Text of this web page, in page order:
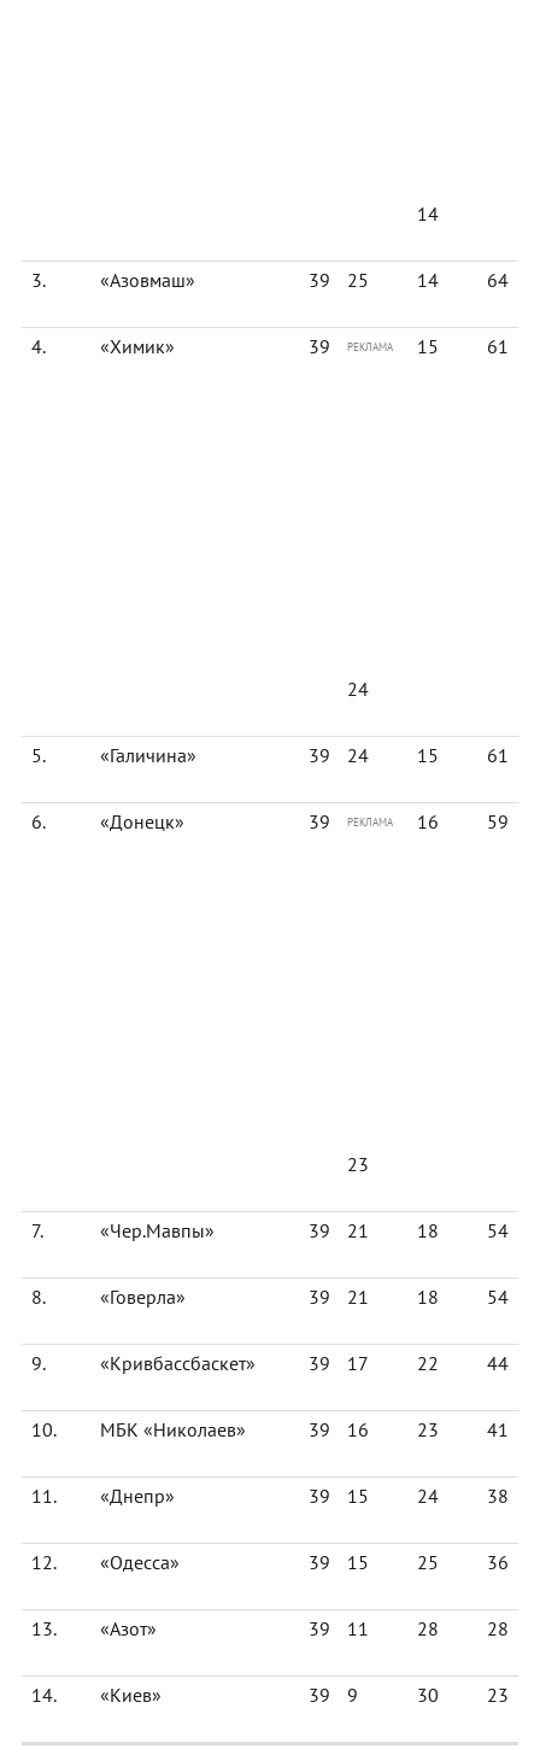
14
3. «Азовмаш» 39 25 14 64
4. «Химик» 39 РЕКЛАМА
24
15 61
5. «Галичина» 39 24 15 61
6. «Донецк» 39 РЕКЛАМА
23
16 59
7. «Чер.Мавпы» 39 21 18 54
8. «Говерла» 39 21 18 54
9. «Кривбассбаскет» 39 17 22 44
10. МБК «Николаев» 39 16 23 41
11. «Днепр» 39 15 24 38
12. «Одесса» 39 15 25 36
13. «Азот» 39 11 28 28
14. «Киев» 39 9 30 23